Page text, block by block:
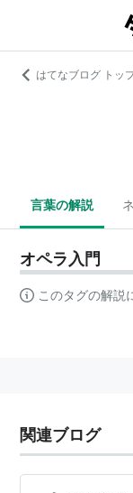
はてなブログ トッ
言葉の解説
オペラ入門
このタグの解説
関連ブログ